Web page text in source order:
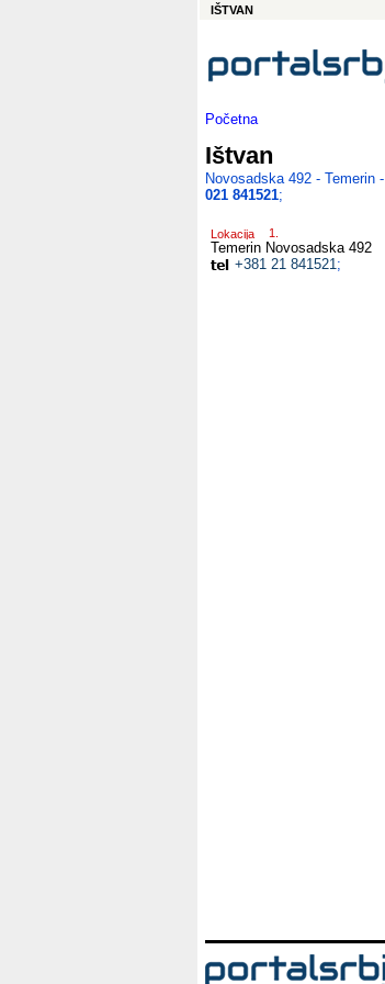
IŠTVAN
Početna
Ištvan
Novosadska 492 - Temerin -
021 841521;
Lokacija
Temerin Novosadska 492
+381 21 841521;